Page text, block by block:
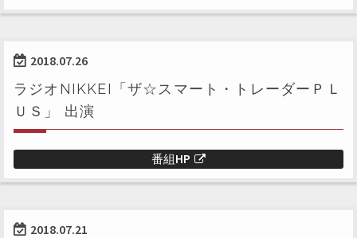
2018.07.26
ラジオNIKKEI「ザ☆スマート・トレーダーＰＬ
ＵＳ」 出演
番組HP
2018.07.21